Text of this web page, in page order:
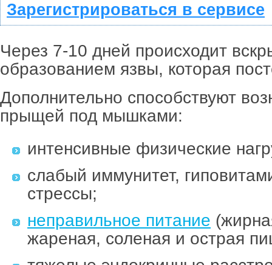
Зарегистрироваться в сервисе
Через 7-10 дней происходит
образованием язвы, которая
Дополнительно способствуют
прыщей под мышками:
интенсивные физические
слабый иммунитет,
стрессы;
неправильное питание
жареная, соленая и острая